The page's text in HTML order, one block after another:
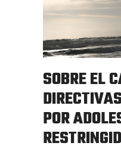
SOBRE EL
POR